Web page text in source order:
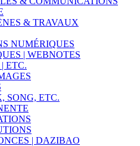
& TRAVAUX
NUMÉRIQUES
| WEBNOTES
ETC.
SONG, ETC.
| DAZIBAO